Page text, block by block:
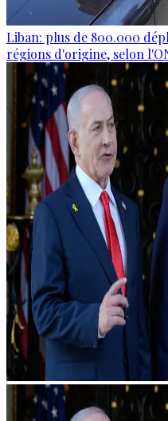
Liban: plus de 800.000
régions d'origine, selon